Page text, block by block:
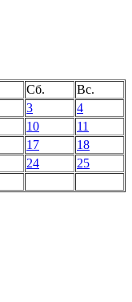
Сб.
Вс.
3
4
10
11
17
18
24
25